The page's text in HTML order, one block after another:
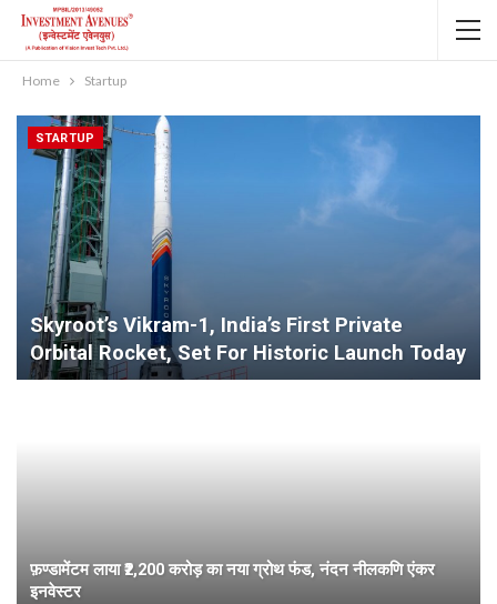
Home Startup
STARTUP
Skyroot’s Vikram-1, India’s First Private
Orbital Rocket, Set For Historic Launch Today
फ़ण्डामेंटम लाया ₹2,200 करोड़ का नया ग्रोथ फंड, नंदन नीलकणि एंकर
इनवेस्टर